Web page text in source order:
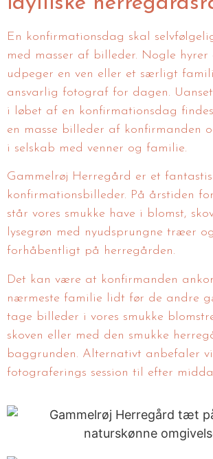
En konfirmationsdag skal
med masser af billeder. Nogle
udpeger en ven eller et særligt
ansvarlig fotograf for dagen.
i løbet af en konfirmationsdag
en masse billeder af konfirmanden
i selskab med venner og familie.
Gammelrøj Herregård er et
konfirmationsbilleder. På årstiden
står vores smukke have i blomst,
lysegrøn med nyudsprungne træer
forhåbentligt på herregården.
Det kan være at konfirmanden
nærmeste familie lidt før de andre
tage billeder i vores smukke
skoven eller med den smukke
baggrunden. Alternativt anbefaler
fotograferings session til efter